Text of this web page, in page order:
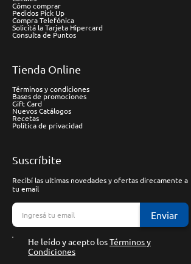
Cómo comprar
Pedidos Pick Up
Compra Telefónica
Solicitá la Tarjeta Hipercard
Consulta de Puntos
Tienda Online
Términos y condiciones
Bases de promociones
Gift Card
Nuevos Catálogos
Recetas
Política de privacidad
Suscríbite
Recibí las ultimas novedades y ofertas direcamente a
tu email
Enviar
He leído y acepto losTérminos y
Condiciones